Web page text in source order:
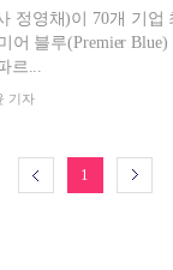
정영채)이 70개 기
어 블루(Premier
르...
기자
1